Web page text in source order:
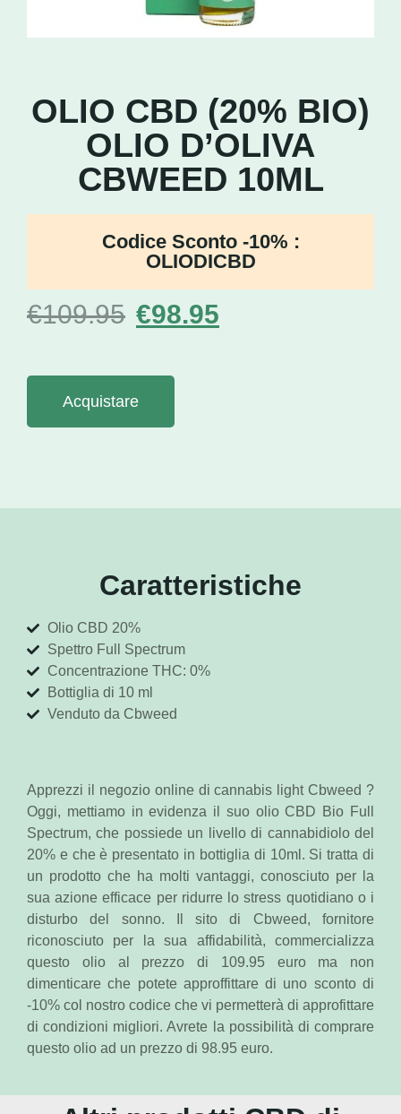
OLIO CBD (20% BIO)
OLIO D’OLIVA
CBWEED 10ML
Codice Sconto -10% :
OLIODICBD
€109.95 €98.95
Acquistare
Caratteristiche
Olio CBD 20%
Spettro Full Spectrum
Concentrazione THC: 0%
Bottiglia di 10 ml
Venduto da Cbweed
Apprezzi il negozio online di cannabis light Cbweed ?
Oggi, mettiamo in evidenza il suo olio CBD Bio Full
Spectrum, che possiede un livello di cannabidiolo del
20% e che è presentato in bottiglia di 10ml. Si tratta di
un prodotto che ha molti vantaggi, conosciuto per la
sua azione efficace per ridurre lo stress quotidiano o i
disturbo del sonno. Il sito di Cbweed, fornitore
riconosciuto per la sua affidabilità, commercializza
questo olio al prezzo di 109.95 euro ma non
dimenticare che potete approffittare di uno sconto di
-10% col nostro codice che vi permetterà di approfittare
di condizioni migliori. Avrete la possibilità di comprare
questo olio ad un prezzo di 98.95 euro.